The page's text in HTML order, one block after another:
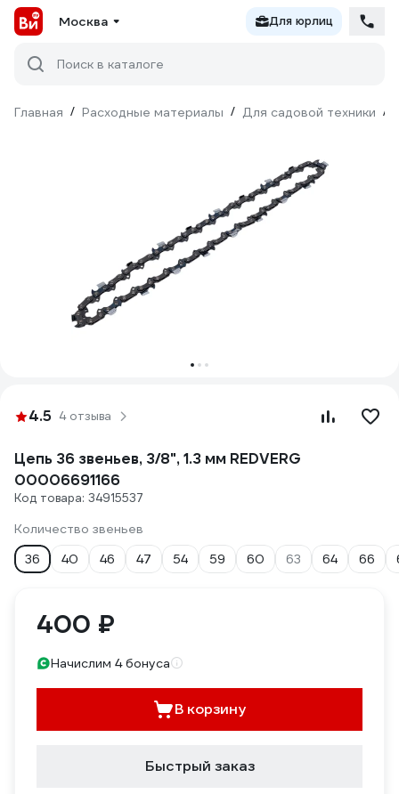
Москва Для юрлиц
Поиск в каталоге
Главная / Расходные материалы / Для садовой техники /
4.5 4 отзыва
Цепь 36 звеньев, 3/8", 1.3 мм REDVERG
00006691166
Код товара: 34915537
Количество звеньев
36
40 46 47 54 59 60 63 64 66
400 ₽
Начислим 4 бонуса
В корзину
Быстрый заказ